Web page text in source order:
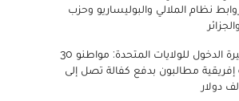
نظام الملالي والبوليساريو وحزب
تأشيرة الدخول للولايات المتحدة: مواطنو 30
إفريقية مطالبون بدفع كفالة تصل إلى